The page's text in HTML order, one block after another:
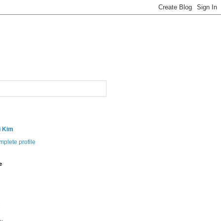
Kim
profile